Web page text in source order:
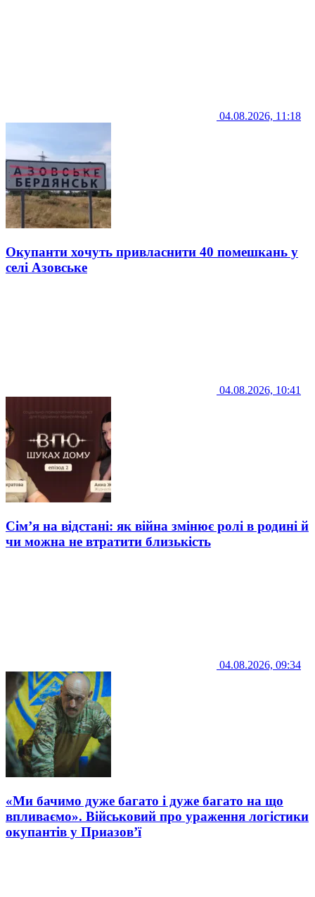
04.08.2026, 11:18
Окупанти хочуть привласнити 40 помешкань у
селі Азовське
04.08.2026, 10:41
Сім’я на відстані: як війна змінює ролі в родині й
чи можна не втратити близькість
04.08.2026, 09:34
«Ми бачимо дуже багато і дуже багато на що
впливаємо». Військовий про ураження логістики
окупантів у Приазов’ї